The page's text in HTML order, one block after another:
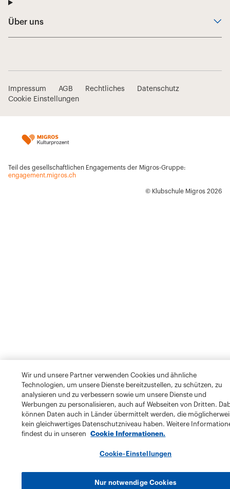
Wir und unsere Partner verwenden Cookies und ähnliche
Technologien, um unsere Dienste bereitzustellen, zu schützen, zu
analysieren und zu verbessern sowie um unsere Dienste und
Werbungen zu personalisieren, auch auf Webseiten von Dritten.
können Daten auch in Länder übermittelt werden, die
kein gleichwertiges Datenschutzniveau haben. Weitere
findest du in unseren
Cookie Informationen.
Cookie-Einstellungen
Nur notwendige Cookies